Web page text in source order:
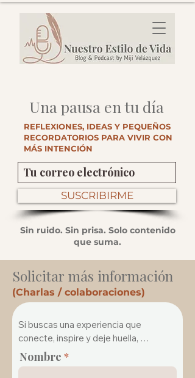
Una pausa en tu día
REFLEXIONES, IDEAS Y PEQUEÑOS
RECORDATORIOS PARA VIVIR CON
MÁS INTENCIÓN
SUSCRIBIRME
Sin ruido. Sin prisa. Solo contenido
que suma.
Solicitar más información
(Charlas / colaboraciones)
Si buscas una experiencia que
conecte, inspire y deje huella,
podemos diseñarla contigo.
Cada charla se adapta al contexto, las
Nombre